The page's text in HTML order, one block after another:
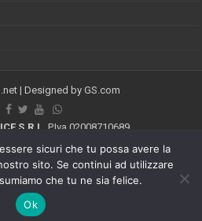
| Designed by GS.com
S.R.L.
P.Iva 02008710689
Maurizio Piccinino
al ROC n.22607
2026, All Rights Reserved
sicuri che tu possa avere la
sito. Se continui ad utilizzare
che tu ne sia felice.
Ok